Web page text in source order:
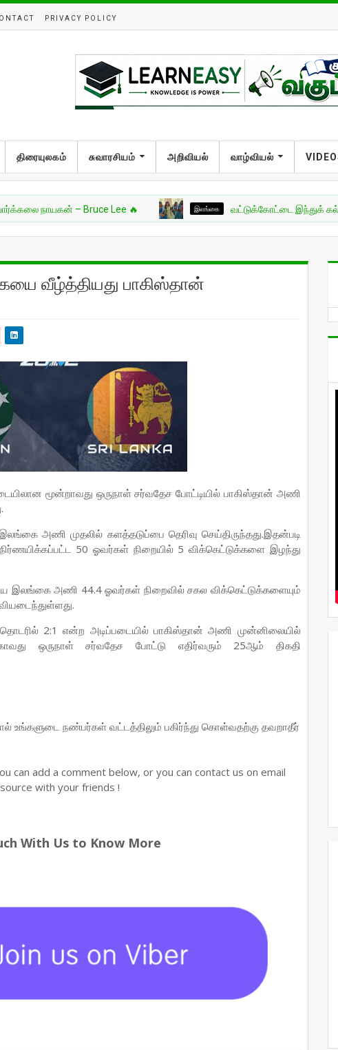
PRIVACY POLICY
திரையுலகம் சுவாரசியம் அறிவியல் வாழ்வியல்
– Bruce Lee 🔥 இலங்கை வட்டுக்கோட்டை இந்துக் கல்லூரியின்
வீழ்த்தியது பாகிஸ்தான்
மூன்றாவது ஒருநாள் சர்வதேச போட்டியில் பாகிஸ்தான் அணி
அணி முதலில் களத்தடுப்பை தெரிவு செய்திருந்தது.இதன்படி
நிர்ணயிக்கப்பட்ட 50 ஓவர்கள் நிறையில் 5 விக்கெட்டுக்களை இழந்து
இலங்கை அணி 44.4 ஓவர்கள் நிறைவில் சகல விக்கெட்டுக்களையும்
2:1 என்ற அடிப்படையில் பாகிஸ்தான் அணி முன்னிலையில்
ஒருநாள் சர்வதேச போட்டு எதிர்வரும் 25ஆம் திகதி
உங்களுடை நண்பர்கள் வட்டத்திலும் பகிர்ந்து கொள்வதற்கு தவறாதீர்
can add a comment below, or you can contact us on email
with your friends !
With Us to Know More